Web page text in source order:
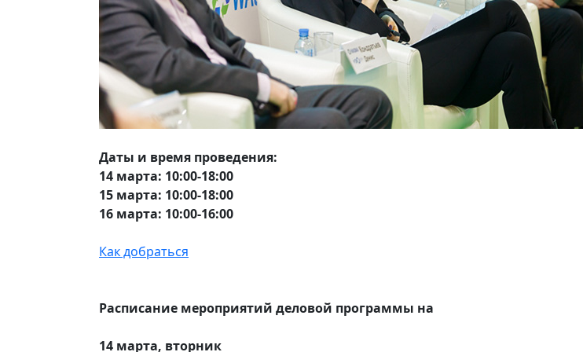
Даты и время проведения:
14 марта: 10:00-18:00
15 марта: 10:00-18:00
16 марта: 10:00-16:00
Как добраться
Расписание мероприятий деловой программы на
14 марта, вторник